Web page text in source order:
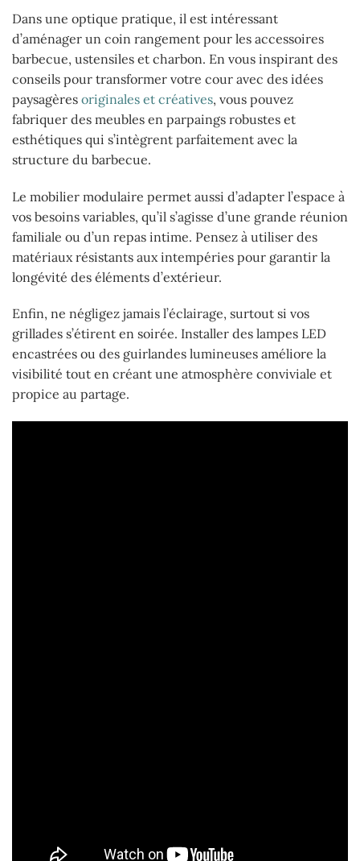
Dans une optique pratique, il est intéressant
d’aménager un coin rangement pour les accessoires
barbecue, ustensiles et charbon. En vous inspirant des
conseils pour transformer votre cour avec des idées
paysagères originales et créatives, vous pouvez
fabriquer des meubles en parpaings robustes et
esthétiques qui s’intègrent parfaitement avec la
structure du barbecue.
Le mobilier modulaire permet aussi d’adapter l’espace à
vos besoins variables, qu’il s’agisse d’une grande réunion
familiale ou d’un repas intime. Pensez à utiliser des
matériaux résistants aux intempéries pour garantir la
longévité des éléments d’extérieur.
Enfin, ne négligez jamais l’éclairage, surtout si vos
grillades s’étirent en soirée. Installer des lampes LED
encastrées ou des guirlandes lumineuses améliore la
visibilité tout en créant une atmosphère conviviale et
propice au partage.